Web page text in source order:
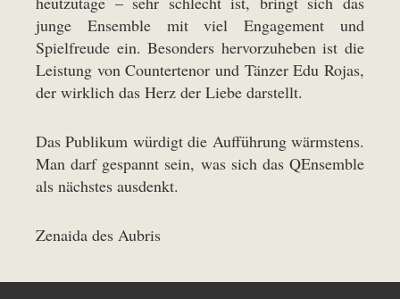
junge Ensemble mit viel Engagement und
Spielfreude ein. Besonders hervorzuheben ist die
Leistung von Countertenor und Tänzer Edu Rojas,
der wirklich das Herz der Liebe darstellt.
Das Publikum würdigt die Aufführung wärmstens.
Man darf gespannt sein, was sich das QEnsemble
als nächstes ausdenkt.
Zenaida des Aubris